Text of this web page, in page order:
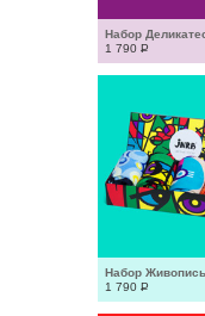
Набор
1 790 Р
Набор Живопись
1 790 Р